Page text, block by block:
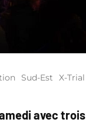
Sud-Est
X-Trial
avec trois